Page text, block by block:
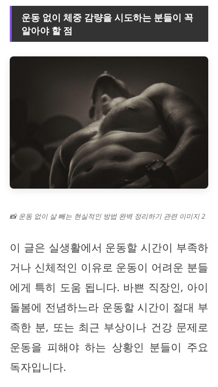
운동 없이 체중 감량을 시도하는 분들이 꼭
알아야 할 점
📸 운동 없이 살 빼는 현실적인 방법 완벽 정리하기 관련 이미지 2
이 글은 실생활에서 운동할 시간이 부족하
거나 신체적인 이유로 운동이 어려운 분들
에게 특히 도움 됩니다. 바쁜 직장인, 아이
돌봄에 전념하느라 운동할 시간이 절대 부
족한 분, 또는 최근 부상이나 건강 문제로
운동을 피해야 하는 상황인 분들이 주요
독자입니다.